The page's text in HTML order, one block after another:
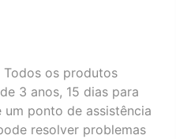
os produtos
3 anos, 15 dias para
ponto de assistência
resolver problemas